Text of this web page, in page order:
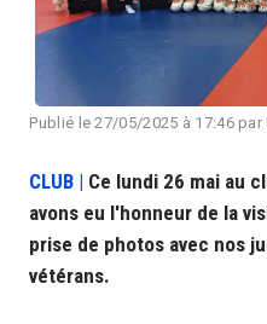
Publié le 27/05/2025 à 17:46
CLUB | Ce lundi 26 mai au
avons eu l'honneur de la
prise de photos avec nos
vétérans.